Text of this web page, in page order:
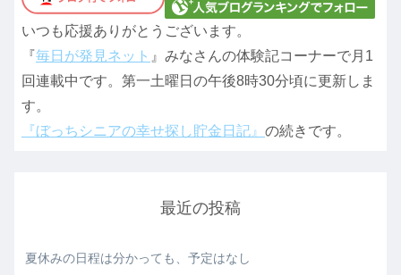
いつも応援ありがとうございます。
『毎日が発見ネット 』みなさんの体験記コーナーで月1
回連載中です。第一土曜日の午後8時30分頃に更新しま
す。
『ぼっちシニアの幸せ探し貯金日記』 の続きです。
最近の投稿
夏休みの日程は分かっても、予定はなし